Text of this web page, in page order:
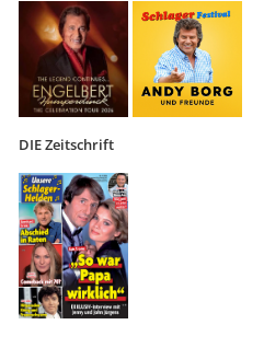
DIE Zeitschrift